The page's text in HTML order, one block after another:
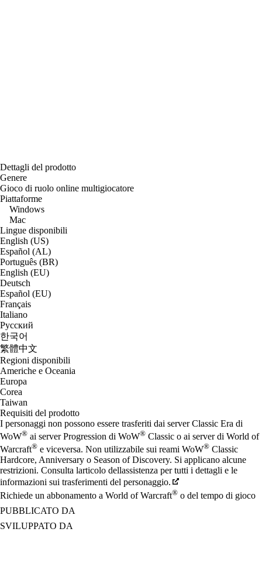
Dettagli del prodotto
Genere
Gioco di ruolo online multigiocatore
Piattaforme
Windows
Mac
Lingue disponibili
English (US)
Español (AL)
Português (BR)
English (EU)
Deutsch
Español (EU)
Français
Italiano
Русский
한국어
繁體中文
Regioni disponibili
Americhe e Oceania
Europa
Corea
Taiwan
Requisiti del prodotto
I personaggi non possono essere trasferiti dai server Classic Era di
WoW® ai server Progression di WoW® Classic o ai server di World of
Warcraft® e viceversa. Non utilizzabile sui reami WoW® Classic
Hardcore, Anniversary o Season of Discovery. Si applicano alcune
restrizioni. Consulta larticolo dellassistenza per tutti i dettagli e le
informazioni sui trasferimenti del personaggio.
Richiede un abbonamento a World of Warcraft® o del tempo di gioco
PUBBLICATO DA
SVILUPPATO DA